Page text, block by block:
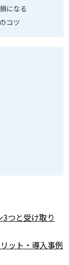
になる
コツ
つと受け取り
ット・導入事例